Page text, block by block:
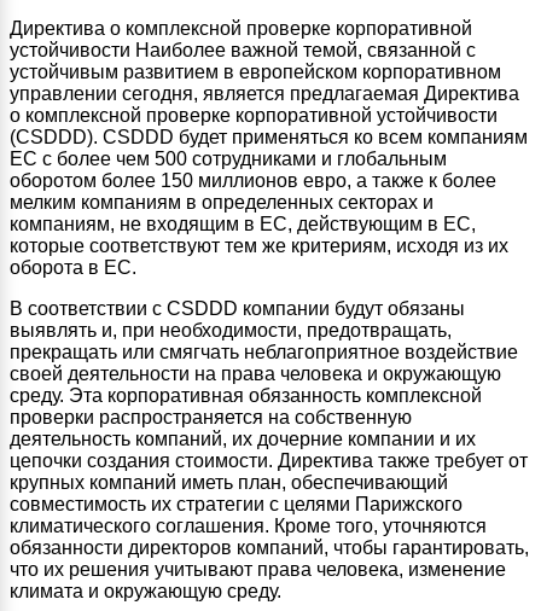
Директива о комплексной проверке корпоративной
устойчивости Наиболее важной темой, связанной с
устойчивым развитием в европейском корпоративном
управлении сегодня, является предлагаемая Директива
о комплексной проверке корпоративной устойчивости
(CSDDD). CSDDD будет применяться ко всем компаниям
ЕС с более чем 500 сотрудниками и глобальным
оборотом более 150 миллионов евро, а также к более
мелким компаниям в определенных секторах и
компаниям, не входящим в ЕС, действующим в ЕС,
которые соответствуют тем же критериям, исходя из их
оборота в ЕС.
В соответствии с CSDDD компании будут обязаны
выявлять и, при необходимости, предотвращать,
прекращать или смягчать неблагоприятное воздействие
своей деятельности на права человека и окружающую
среду. Эта корпоративная обязанность комплексной
проверки распространяется на собственную
деятельность компаний, их дочерние компании и их
цепочки создания стоимости. Директива также требует от
крупных компаний иметь план, обеспечивающий
совместимость их стратегии с целями Парижского
климатического соглашения. Кроме того, уточняются
обязанности директоров компаний, чтобы гарантировать,
что их решения учитывают права человека, изменение
климата и окружающую среду.